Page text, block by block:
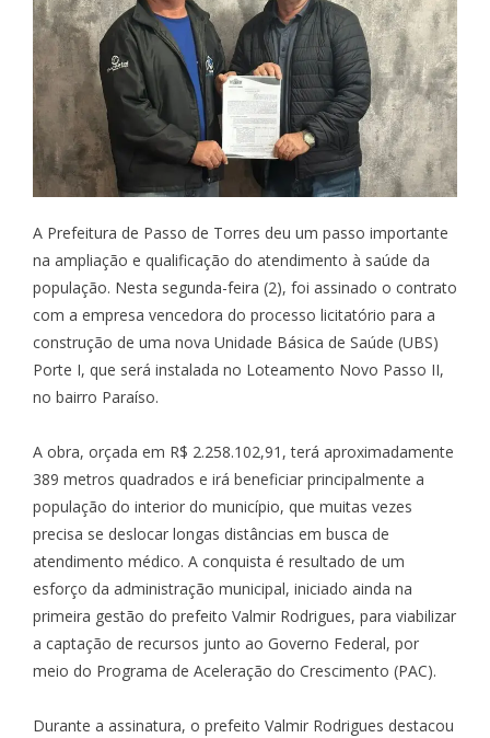
A Prefeitura de Passo de Torres deu um passo importante
na ampliação e qualificação do atendimento à saúde da
população. Nesta segunda-feira (2), foi assinado o contrato
com a empresa vencedora do processo licitatório para a
construção de uma nova Unidade Básica de Saúde (UBS)
Porte I, que será instalada no Loteamento Novo Passo II,
no bairro Paraíso.
A obra, orçada em R$ 2.258.102,91, terá aproximadamente
389 metros quadrados e irá beneficiar principalmente a
população do interior do município, que muitas vezes
precisa se deslocar longas distâncias em busca de
atendimento médico. A conquista é resultado de um
esforço da administração municipal, iniciado ainda na
primeira gestão do prefeito Valmir Rodrigues, para viabilizar
a captação de recursos junto ao Governo Federal, por
meio do Programa de Aceleração do Crescimento (PAC).
Durante a assinatura, o prefeito Valmir Rodrigues destacou